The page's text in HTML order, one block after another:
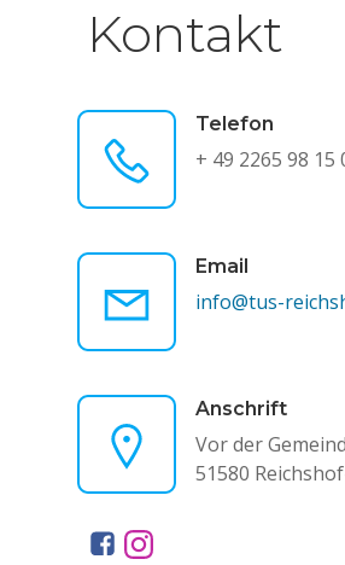
Kontakt
Telefon
+ 49 2265 98 15
Email
info@tus-
Anschrift
Vor der
51580